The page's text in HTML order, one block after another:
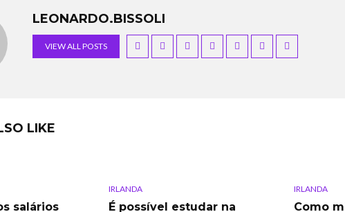
LEONARDO.BISSOLI
VIEW ALL POSTS
LIKE
salários
IRLANDA
É possível estudar na
IRLANDA
Como